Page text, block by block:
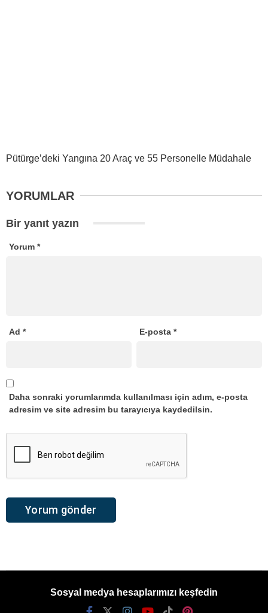
Pütürge’deki Yangına 20 Araç ve 55 Personelle Müdahale
YORUMLAR
Bir yanıt yazın
Yorum *
Ad * E-posta*
Daha sonraki yorumlarımda kullanılması için adım, e-posta
adresim ve site adresim bu tarayıcıya kaydedilsin.
Sosyal medya hesaplarımızı keşfedin